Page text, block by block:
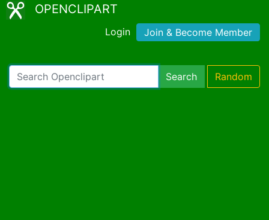
OPENCLIPART
Login Join & Become Member
Search Random